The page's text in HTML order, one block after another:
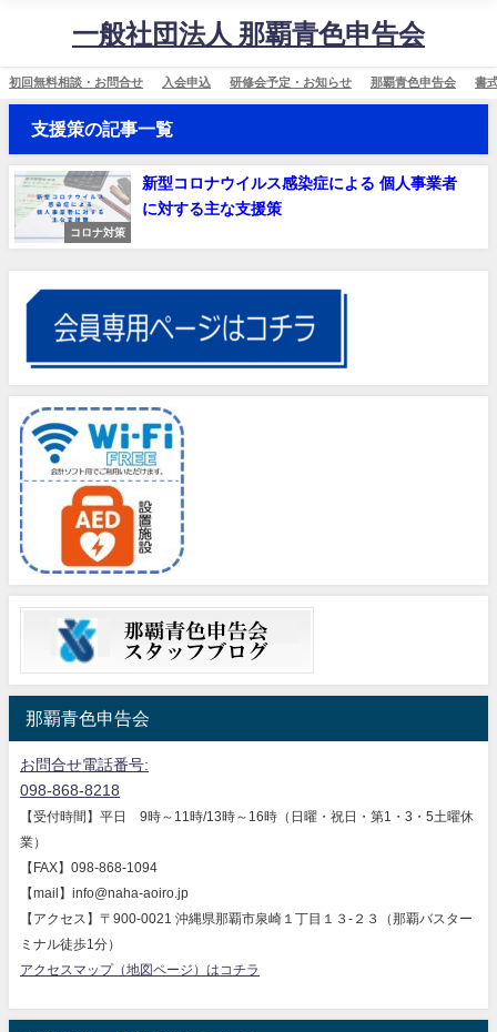
一般社団法人 那覇青色申告会
初回無料相談・お問合せ 入会申込 研修会予定・お知らせ 那覇青色申告会 書
支援策の記事一覧
コロナ対策
新型コロナウイルス感染症による 個人事業者
に対する主な支援策
那覇青色申告会
お問合せ電話番号:
098-868-8218
【受付時間】平日 9時～11時/13時～16時（日曜・祝日・第1・3・5土曜休
業）
【FAX】098-868-1094
【mail】info@naha-aoiro.jp
【アクセス】〒900-0021 沖縄県那覇市泉崎１丁目１３-２３（那覇バスター
ミナル徒歩1分）
アクセスマップ（地図ページ）はコチラ